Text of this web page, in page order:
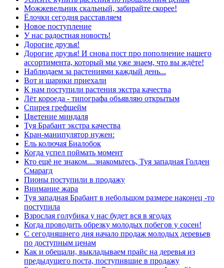
Можжевельник скальный, забирайте скорее!
Ёлочки сегодня расставляем
Новое поступление
У нас радостная новость!
Дорогие друзья!
Дорогие друзья! И снова пост про пополнение нашего
ассортимента, который мы уже знаем, что вы ждёте!
Наблюдаем за растениями каждый день...
Вот и шарики приехали
К нам поступили растения экстра качества
Лёт короеда - типографа объявляю открытым
Спирея грефшейм
Цветение миндаля
Туя Брабант экстра качества
Кран-манипулятор нужен:
Ель колючая Биалобок
Когда успел поймать момент
Кто ещё не знаком....знакомьтесь, Туя западная Голден
Смарагд
Пионы поступили в продажу
Внимание жара
Туя западная Брабант в небольшом размере наконец -то
поступила
Взрослая голубика у нас будет вся в ягодах
Когда проводить обрезку молодых побегов у сосен!
С сегодняшнего дня начало продаж молодых деревьев
по доступным ценам
Как и обещали, выкладываем прайс на деревья из
предыдущего поста, поступившие в продажу